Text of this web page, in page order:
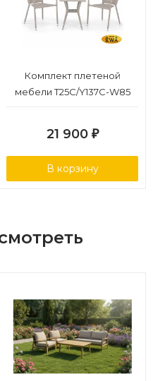
Комплект плетеной
мебели T25C/Y137C-W85
21 900 ₽
В корзину